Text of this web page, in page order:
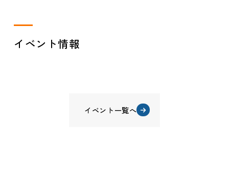
イベント情報
イベント一覧へ